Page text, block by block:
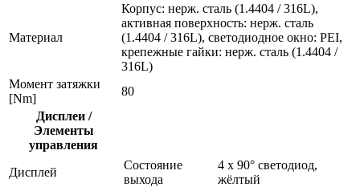
Материал
Корпус: нерж. сталь (1.4404 / 316L),
активная поверхность: нерж. сталь
(1.4404 / 316L), светодиодное окно: PEI,
крепежные гайки: нерж. сталь (1.4404 /
316L)
Момент затяжки
[Nm]
80
Дисплеи /
Элементы
управления
Дисплей
Состояние
выхода
4 x 90° светодиод,
жёлтый